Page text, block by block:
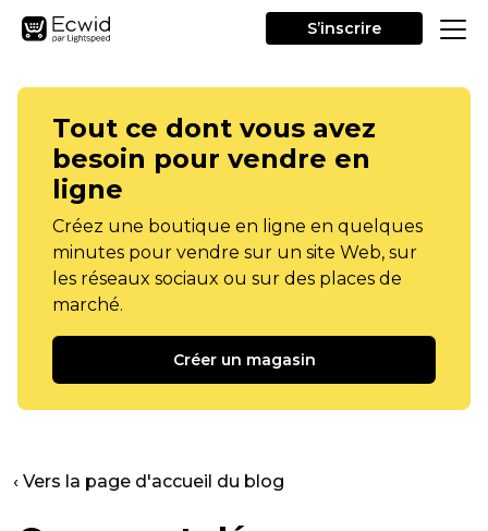
S’inscrire
Tout ce dont vous avez
besoin pour vendre en
ligne
Créez une boutique en ligne en quelques
minutes pour vendre sur un site Web, sur
les réseaux sociaux ou sur des places de
marché.
Créer un magasin
‹ Vers la page d'accueil du blog